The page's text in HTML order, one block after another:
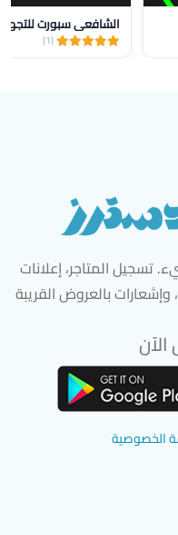
الشافعي سبورت
(1)
المتاجر، إعلانات
بالعروض القريبة
الخصوصية